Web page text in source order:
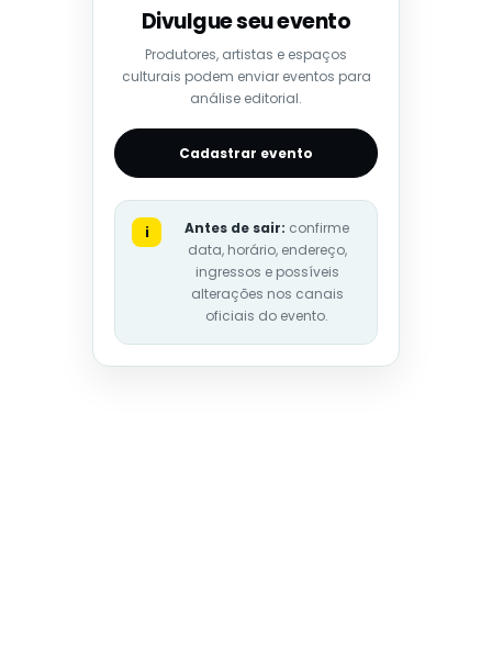
Divulgue seu evento
Produtores, artistas e espaços
culturais podem enviar eventos para
análise editorial.
Cadastrar evento
i Antes de sair: confirme
data, horário, endereço,
ingressos e possíveis
alterações nos canais
oficiais do evento.